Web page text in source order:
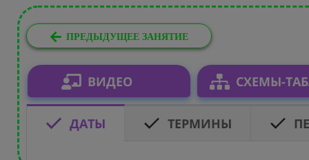
ПРЕДЫДУЩЕЕ ЗАНЯТИЕ
ВИДЕО СХЕМЫ-
ДАТЫ ТЕРМИНЫ